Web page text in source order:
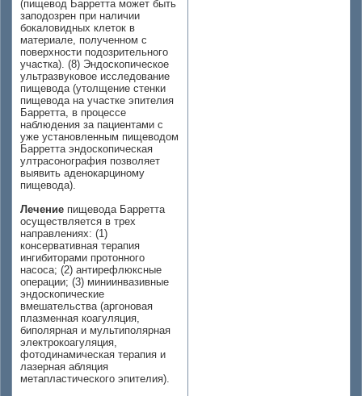
(пищевод Барретта может быть
заподозрен при наличии
бокаловидных клеток в
материале, полученном с
поверхности подозрительного
участка). (8) Эндоскопическое
ультразвуковое исследование
пищевода (утолщение стенки
пищевода на участке эпителия
Барретта, в процессе
наблюдения за пациентами с
уже установленным пищеводом
Барретта эндоскопическая
ултрасонография позволяет
выявить аденокарциному
пищевода).
Лечение пищевода Барретта
осуществляется в трех
направлениях: (1)
консервативная терапия
ингибиторами протонного
насоса; (2) антирефлюксные
операции; (3) миниинвазивные
эндоскопические
вмешательства (аргоновая
плазменная коагуляция,
биполярная и мультиполярная
электрокоагуляция,
фотодинамическая терапия и
лазерная абляция
метапластического эпителия).